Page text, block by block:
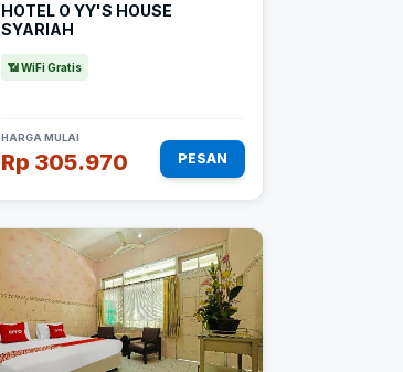
HOTEL O YY'S HOUSE
SYARIAH
📶 WiFi Gratis
HARGA MULAI
Rp 305.970 PESAN